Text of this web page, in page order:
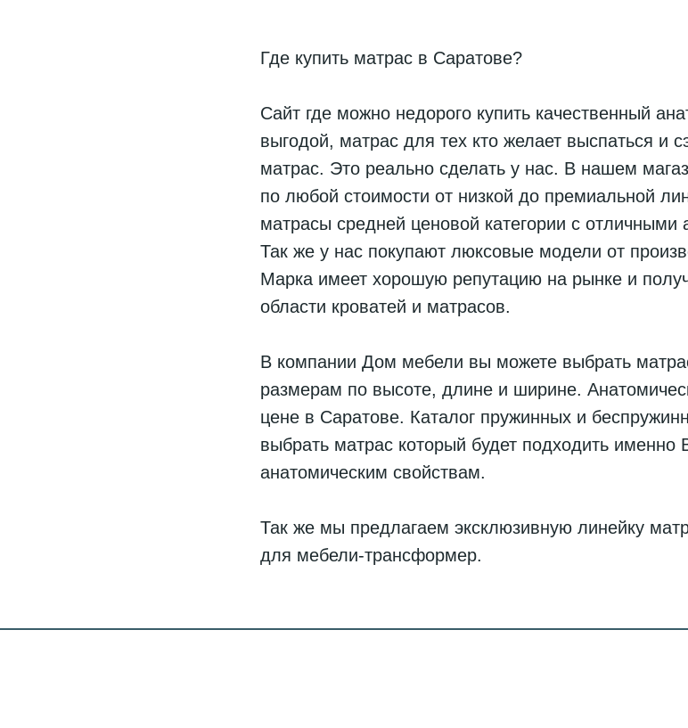
Где купить матрас в Саратове?
Сайт где можно недорого купить качественный
выгодой, матрас для тех кто желает выспаться и
матрас. Это реально сделать у нас. В нашем
по любой стоимости от низкой до премиальной
матрасы средней ценовой категории с отличными
Так же у нас покупают люксовые модели от
Марка имеет хорошую репутацию на рынке и
области кроватей и матрасов.
В компании Дом мебели вы можете выбрать
размерам по высоте, длине и ширине.
цене в Саратове. Каталог пружинных и
выбрать матрас который будет подходить именно
анатомическим свойствам.
Так же мы предлагаем эксклюзивную линейку
для мебели-трансформер.